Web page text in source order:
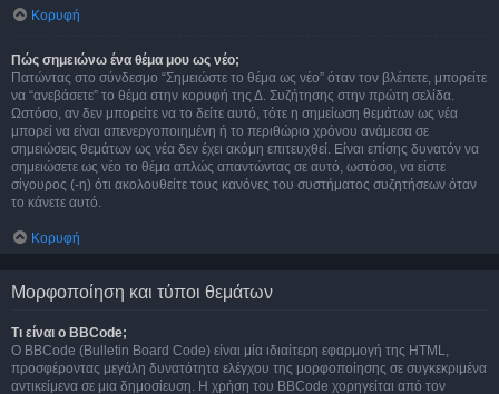
Κορυφή
Πώς σημειώνω ένα θέμα μου ως νέο;
Πατώντας στο σύνδεσμο “Σημειώστε το θέμα ως νέο” όταν τον βλέπετε, μπορείτε
να “ανεβάσετε” το θέμα στην κορυφή της Δ. Συζήτησης στην πρώτη σελίδα.
Ωστόσο, αν δεν μπορείτε να το δείτε αυτό, τότε η σημείωση θεμάτων ως νέα
μπορεί να είναι απενεργοποιημένη ή το περιθώριο χρόνου ανάμεσα σε
σημειώσεις θεμάτων ως νέα δεν έχει ακόμη επιτευχθεί. Είναι επίσης δυνατόν να
σημειώσετε ως νέο το θέμα απλώς απαντώντας σε αυτό, ωστόσο, να είστε
σίγουρος (-η) ότι ακολουθείτε τους κανόνες του συστήματος συζητήσεων όταν
το κάνετε αυτό.
Κορυφή
Μορφοποίηση και τύποι θεμάτων
Τι είναι ο BBCode;
Ο BBCode (Bulletin Board Code) είναι μία ιδιαίτερη εφαρμογή της HTML,
προσφέροντας μεγάλη δυνατότητα ελέγχου της μορφοποίησης σε συγκεκριμένα
αντικείμενα σε μια δημοσίευση. Η χρήση του BBCode χορηγείται από τον